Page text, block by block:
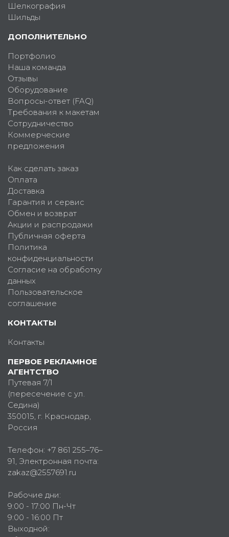
Шелкография
Шильды
ДОПОЛНИТЕЛЬНО
Портфолио
Наша команда
Отзывы
Оборудование
Вопросы-ответ (FAQ)
Требования к макетам
Сотрудничество
Коммерческие
предложения
Как сделать заказ
Оплата
Доставка
Гарантия и сервис
Обмен и возврат
Акции и распродажи
Публичная оферта
Политика
конфиденциальности
Согласие на обработку
данных
Пользовательское
соглашение
КОНТАКТЫ
Контакты
ПЕРВОЕ РЕКЛАМНОЕ
АГЕНТСТВО
Путевая 7/1
(пересечение с ул.
Седина)
350015, г. Краснодар,
Россия
Телефон: +7 861 255–76–
91, Электронная почта:
zakaz@2557691.ru
Рабочие дни:
9:00 - 17:00 Пн-Чт
9:00 - 16:00 Пт
Выходной: